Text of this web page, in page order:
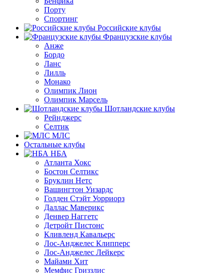
Порту
Спортинг
Российские клубы
Французские клубы
Анже
Бордо
Ланс
Лилль
Монако
Олимпик Лион
Олимпик Марсель
Шотландские клубы
Рейнджерс
Селтик
МЛС
Остальные клубы
НБА
Атланта Хокс
Бостон Селтикс
Бруклин Нетс
Вашингтон Уизардс
Голден Стэйт Уорриорз
Даллас Маверикс
Денвер Наггетс
Детройт Пистонс
Кливленд Кавальерс
Лос-Анджелес Клипперс
Лос-Анджелес Лейкерс
Майами Хит
Мемфис Гриззлис